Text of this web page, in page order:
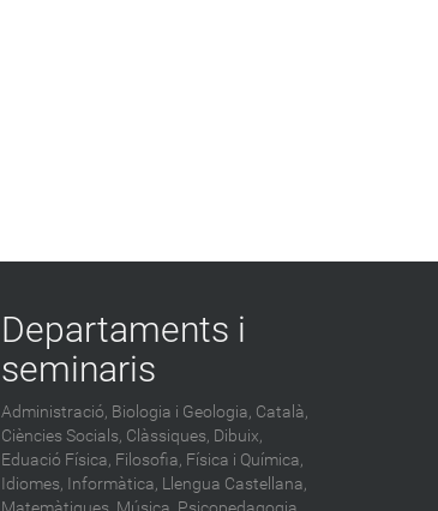
Departaments i
seminaris
Administració, Biologia i Geologia, Català,
Ciències Socials, Clàssiques, Dibuix,
Eduació Física, Filosofia, Física i Química,
Idiomes, Informàtica, Llengua Castellana,